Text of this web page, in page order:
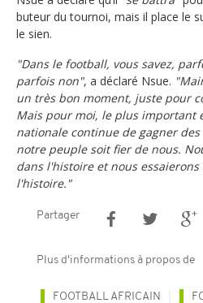
buteur du tournoi, mais il place le
le sien.
"Dans le football, vous savez,
parfois non", a déclaré Nsue.
un très bon moment, juste pour
Mais pour moi, le plus important
nationale continue de gagner
notre peuple soit fier de nous.
dans l'histoire et nous
l'histoire."
Partager
Plus d'informations à propos de
FOOTBALL AFRICAIN